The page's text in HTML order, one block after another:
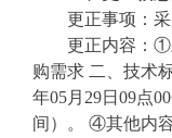
更正事项：
更正内容 ： ①
购需求 二、技术
年05月 29日 09点00
间）
。 ④其他内